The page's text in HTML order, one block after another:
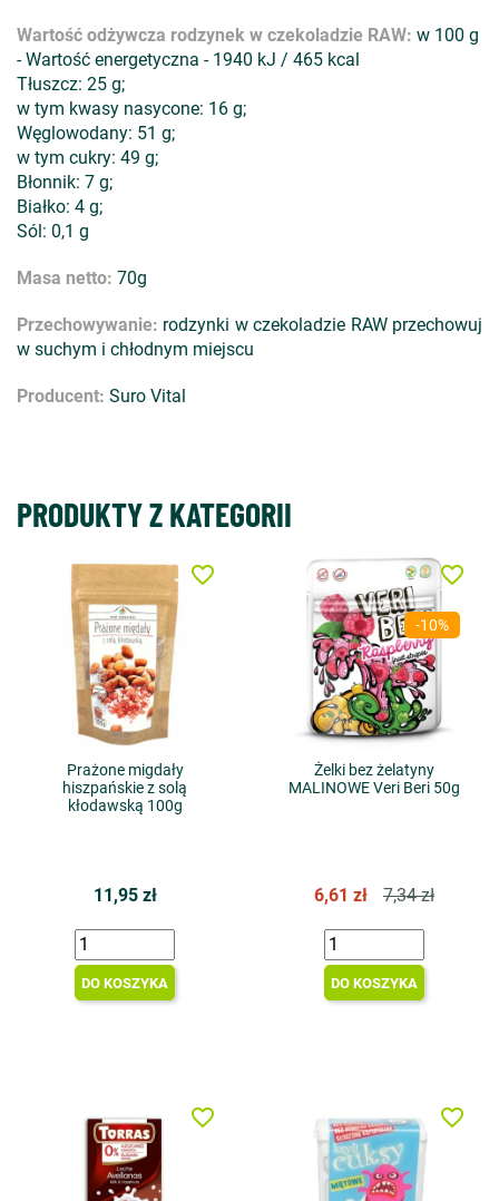
Wartość odżywcza rodzynek w czekoladzie RAW: w 100 g
- Wartość energetyczna - 1940 kJ / 465 kcal
Tłuszcz: 25 g;
w tym kwasy nasycone: 16 g;
Węglowodany: 51 g;
w tym cukry: 49 g;
Błonnik: 7 g;
Białko: 4 g;
Sól: 0,1 g
Masa netto: 70g
Przechowywanie: rodzynki w czekoladzie RAW przechowuj
w suchym i chłodnym miejscu
Producent: Suro Vital
PRODUKTY Z KATEGORII
Prażone migdały
hiszpańskie z solą
kłodawską 100g
11,95 zł
DO KOSZYKA
favorite_border
-10%
Żelki bez żelatyny
MALINOWE Veri Beri 50g
6,61 zł 7,34 zł
DO KOSZYKA
favorite_border
favorite_border favorite_border